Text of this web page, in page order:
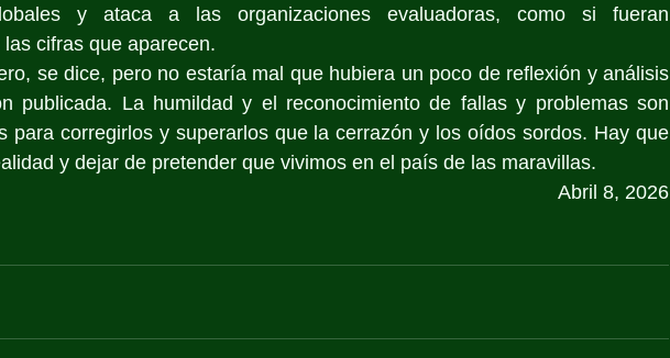
y ataca a las organizaciones evaluadoras, como si fueran
cifras que aparecen.
se dice, pero no estaría mal que hubiera un poco de reflexión y análisis
publicada. La humildad y el reconocimiento de fallas y problemas son
para corregirlos y superarlos que la cerrazón y los oídos sordos. Hay que
y dejar de pretender que vivimos en el país de las maravillas.
Abril 8, 2026